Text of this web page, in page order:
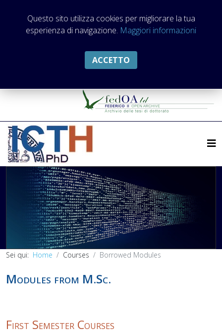
Sei qui: Home Courses Borrowed Modules
Modules from M.Sc.
First Semester Courses
Questo sito utilizza cookies per migliorare la tua
esperienza di navigazione. Maggiori informazioni
ACCETTO